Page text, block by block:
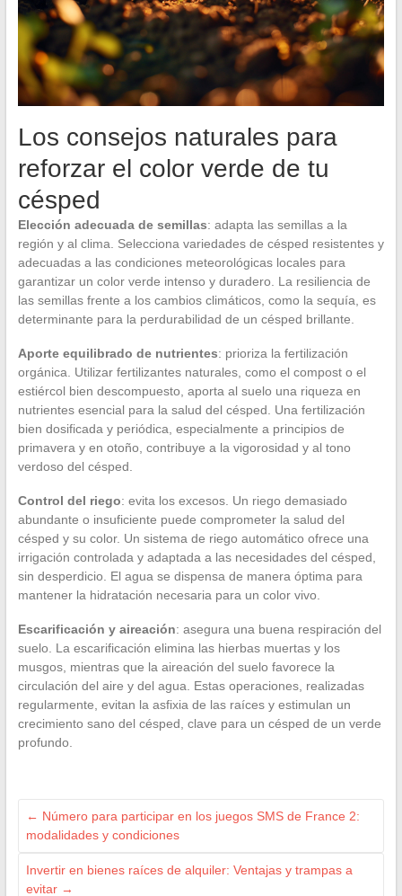
Los consejos naturales para
reforzar el color verde de tu
césped
Elección adecuada de semillas: adapta las semillas a la
región y al clima. Selecciona variedades de césped resistentes y
adecuadas a las condiciones meteorológicas locales para
garantizar un color verde intenso y duradero. La resiliencia de
las semillas frente a los cambios climáticos, como la sequía, es
determinante para la perdurabilidad de un césped brillante.
Aporte equilibrado de nutrientes: prioriza la fertilización
orgánica. Utilizar fertilizantes naturales, como el compost o el
estiércol bien descompuesto, aporta al suelo una riqueza en
nutrientes esencial para la salud del césped. Una fertilización
bien dosificada y periódica, especialmente a principios de
primavera y en otoño, contribuye a la vigorosidad y al tono
verdoso del césped.
Control del riego: evita los excesos. Un riego demasiado
abundante o insuficiente puede comprometer la salud del
césped y su color. Un sistema de riego automático ofrece una
irrigación controlada y adaptada a las necesidades del césped,
sin desperdicio. El agua se dispensa de manera óptima para
mantener la hidratación necesaria para un color vivo.
Escarificación y aireación: asegura una buena respiración del
suelo. La escarificación elimina las hierbas muertas y los
musgos, mientras que la aireación del suelo favorece la
circulación del aire y del agua. Estas operaciones, realizadas
regularmente, evitan la asfixia de las raíces y estimulan un
crecimiento sano del césped, clave para un césped de un verde
profundo.
← Número para participar en los juegos SMS de France 2:
modalidades y condiciones
Invertir en bienes raíces de alquiler: Ventajas y trampas a
evitar →